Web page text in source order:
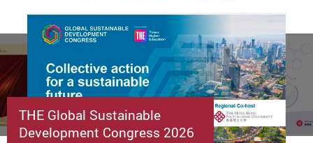
THE Global Sustainable
Development Congress 2026